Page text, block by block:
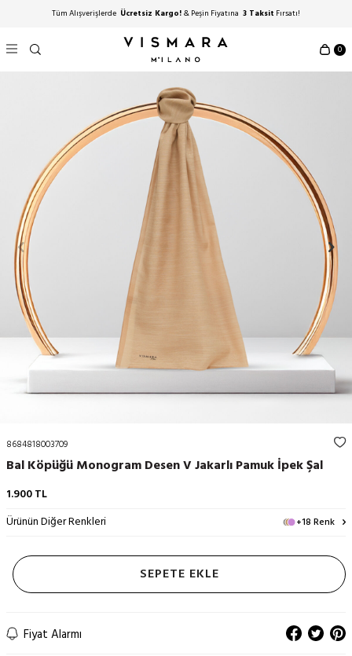
Tüm Alışverişlerde Ücretsiz Kargo!& Peşin Fiyatına 3 Taksit Fırsatı!
0
8684818003709
Bal Köpüğü Monogram Desen V Jakarlı Pamuk İpek Şal
1.900TL
Ürünün Diğer Renkleri
+18 Renk
SEPETE EKLE
Fiyat Alarmı